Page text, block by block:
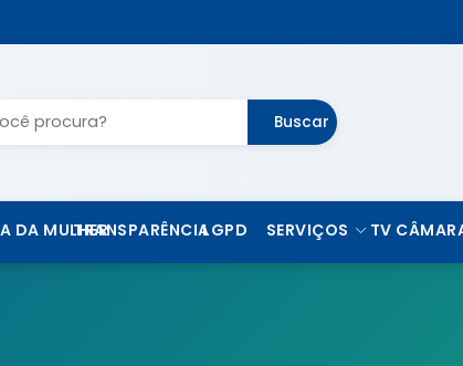
Buscar
DA MULHERTRANSPARÊNCIALGPD SERVIÇOS TV